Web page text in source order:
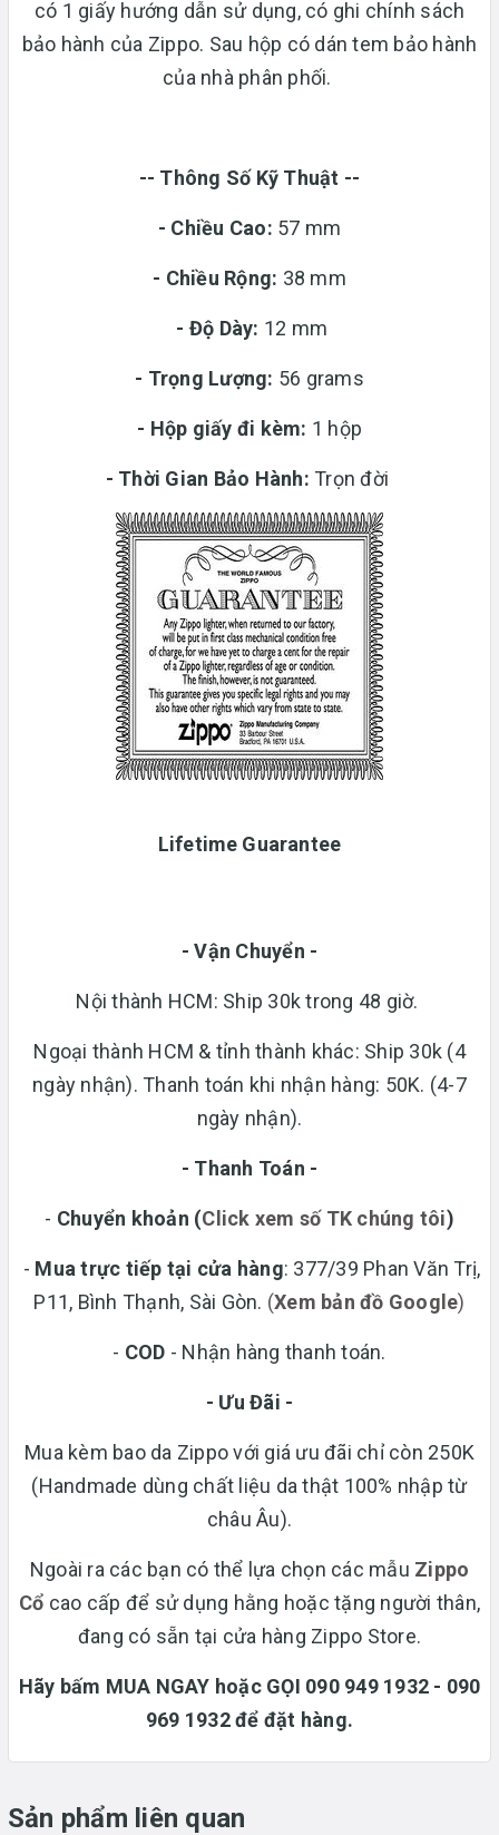
có 1 giấy hướng dẫn sử dụng, có ghi chính sách
bảo hành của Zippo. Sau hộp có dán tem bảo hành
của nhà phân phối.
-- Thông Số Kỹ Thuật --
- Chiều Cao: 57 mm
- Chiều Rộng: 38 mm
- Độ Dày: 12 mm
- Trọng Lượng: 56 grams
- Hộp giấy đi kèm: 1 hộp
- Thời Gian Bảo Hành: Trọn đời
Lifetime Guarantee
- Vận Chuyển -
Nội thành HCM: Ship 30k trong 48 giờ.
Ngoại thành HCM & tỉnh thành khác: Ship 30k (4
ngày nhận). Thanh toán khi nhận hàng: 50K. (4-7
ngày nhận).
- Thanh Toán -
- Chuyển khoản (Click xem số TK chúng tôi)
- Mua trực tiếp tại cửa hàng: 377/39 Phan Văn Trị,
P11, Bình Thạnh, Sài Gòn. (Xem bản đồ Google)
- COD - Nhận hàng thanh toán.
- Ưu Đãi -
Mua kèm bao da Zippo với giá ưu đãi chỉ còn 250K
(Handmade dùng chất liệu da thật 100% nhập từ
châu Âu).
Ngoài ra các bạn có thể lựa chọn các mẫu Zippo
Cổ cao cấp để sử dụng hằng hoặc tặng người thân,
đang có sẵn tại cửa hàng Zippo Store.
Hãy bấm MUA NGAY hoặc GỌI 090 949 1932 - 090
969 1932 để đặt hàng.
Sản phẩm liên quan